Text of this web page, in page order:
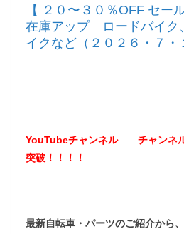
【 ２０〜３０％OFF セー
在庫アップ ロードバイク
イクなど（２０２６・７・
YouTubeチャンネル チャンネ
突破！！！！
最新自転車・パーツのご紹介から